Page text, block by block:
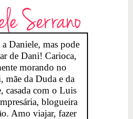
Serrano
Daniele, mas pode
de Dani! Carioca,
morando no
mãe da Duda e da
casada com o Luis
blogueira
Amo viajar, fazer